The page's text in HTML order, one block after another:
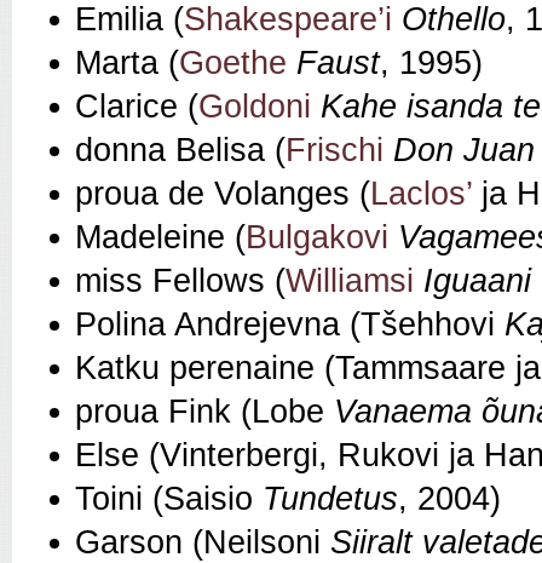
Emilia (Shakespeare’i Othello,
Marta (Goethe Faust, 1995)
Clarice (Goldoni Kahe isanda
donna Belisa (Frischi Don
proua de Volanges (Laclos’ ja
Madeleine (Bulgakovi
miss Fellows (Williamsi Iguaani
Polina Andrejevna (Tšehhovi
Katku perenaine (Tammsaare
proua Fink (Lobe Vanaema
Else (Vinterbergi, Rukovi ja
Toini (Saisio Tundetus, 2004)
Garson (Neilsoni Siiralt